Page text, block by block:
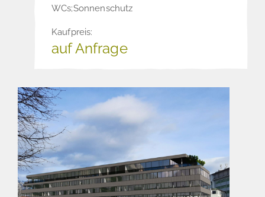
WCs;Sonnenschutz
Kaufpreis:
auf Anfrage